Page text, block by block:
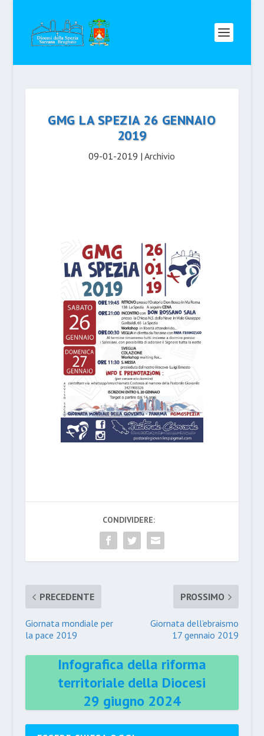
GMG LA SPEZIA 26 GENNAIO
2019
09-01-2019 |Archivio
CONDIVIDERE:
PRECEDENTE
Giornata mondiale per
la pace 2019
PROSSIMO
Giornata dell’ebraismo
17 gennaio 2019
Infografica della riforma
territoriale della Diocesi
29 giugno 2024